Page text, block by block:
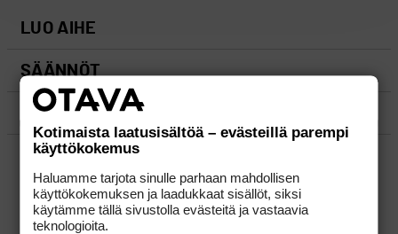
LUO AIHE
SÄÄNNÖT
OHJEET
UUSIMMAT VIESTIKETJUT
YLEISTÄ
Kotimaista laatusisältöä – evästeillä parempi
käyttökokemus
Haluamme tarjota sinulle parhaan mahdollisen
käyttökokemuksen ja laadukkaat sisällöt, siksi
käytämme tällä sivustolla evästeitä ja vastaavia
teknologioita.